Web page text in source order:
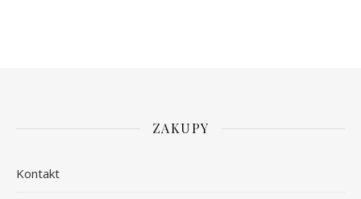
ZAKUPY
Kontakt